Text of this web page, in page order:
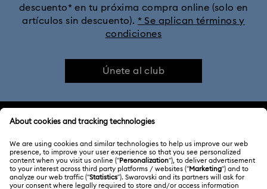
descuento* en tu próxima compra online (solo en
artículos sin descuento). * Se aplican términos y
condiciones
Únete al club
ATENCIÓN AL CLIENTE
Información general del servicio al cliente
Saldo de la tarjeta regalo
ACERCA DE NOSOTROS